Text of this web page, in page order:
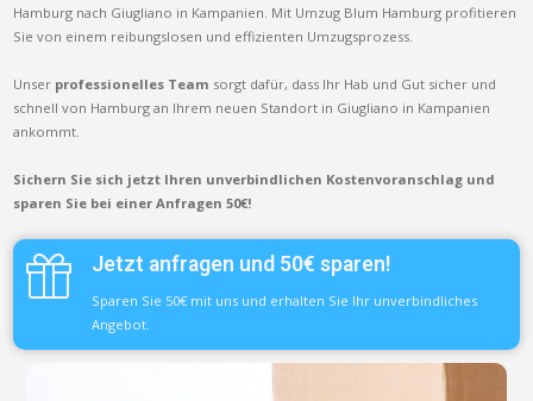
Hamburg nach Giugliano in Kampanien. Mit Umzug Blum Hamburg profitieren
Sie von einem reibungslosen und effizienten Umzugsprozess.
Unser professionelles Team sorgt dafür, dass Ihr Hab und Gut sicher und
schnell von Hamburg an Ihrem neuen Standort in Giugliano in Kampanien
ankommt.
Sichern Sie sich jetzt Ihren unverbindlichen Kostenvoranschlag und
sparen Sie bei einer Anfragen 50€!
Jetzt anfragen und 50€ sparen!
Sparen Sie 50€ mit uns und erhalten Sie Ihr unverbindliches
Angebot.